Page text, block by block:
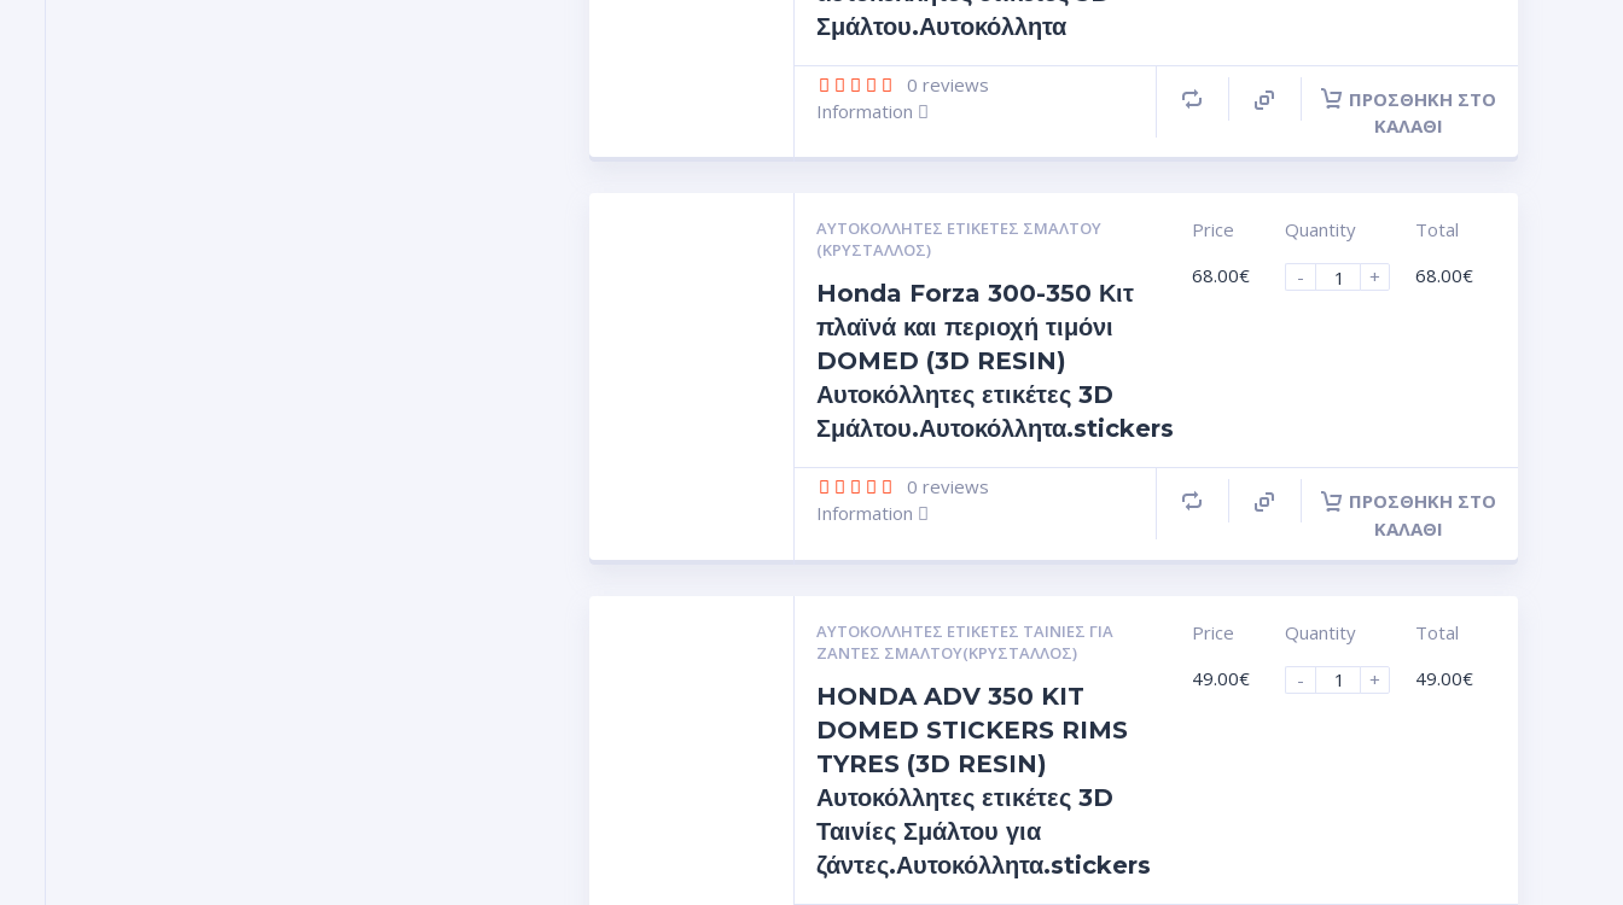
Σμάλτου.Αυτοκόλλητα
0 reviews
Information
ΠΡΟΣΘΉΚΗ ΣΤΟ
ΚΑΛΆΘΙ
ΑΥΤΟΚΌΛΛΗΤΕΣ ΕΤΙΚΈΤΕΣ ΣΜΆΛΤΟΥ
(ΚΡΥΣΤΑΛΛΟΣ)
Honda Forza 300-350 Κιτ
πλαϊνά και περιοχή τιμόνι
DOMED (3D RESIN)
Αυτοκόλλητες ετικέτες 3D
Σμάλτου.Αυτοκόλλητα.stickers
Price
68.00€
Quantity
-
+
Total
68.00€
0 reviews
Information
ΠΡΟΣΘΉΚΗ ΣΤΟ
ΚΑΛΆΘΙ
ΑΥΤΟΚΌΛΛΗΤΕΣ ΕΤΙΚΈΤΕΣ ΤΑΙΝΊΕΣ ΓΙΑ
ΖΆΝΤΕΣ ΣΜΆΛΤΟΥ(ΚΡΎΣΤΑΛΛΟΣ)
HONDA ADV 350 KIT
DOMED STICKERS RIMS
TYRES (3D RESIN)
Αυτοκόλλητες ετικέτες 3D
Ταινίες Σμάλτου για
ζάντες.Αυτοκόλλητα.stickers
Price
49.00€
Quantity
-
+
Total
49.00€